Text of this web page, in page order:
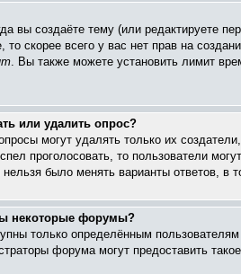
вы создаёте тему (или редактируете
скорее всего у вас нет прав на
. Вы также можете установить лимит
или удалить опрос?
могут удалять только их
проголосовать, то пользователи
было менять варианты ответов, в
некоторые форумы?
только определённым
форума могут предоставить